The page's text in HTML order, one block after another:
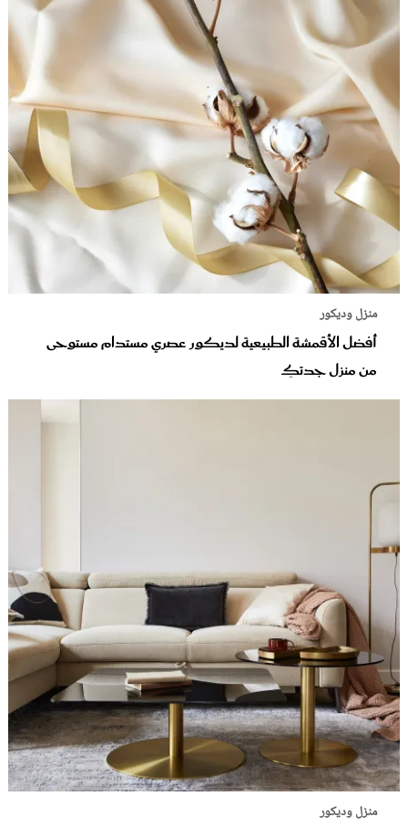
منزل وديكور
أفضل الأقمشة الطبيعية لديكور عصري مستدام مستوحى
من منزل جدتكِ
منزل وديكور